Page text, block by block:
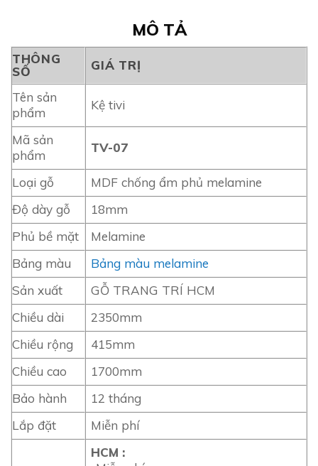
MÔ TẢ
THÔNG
SỐ
GIÁ TRỊ
Tên sản
phẩm
Kệ tivi
Mã sản
phẩm
TV-07
Loại gỗ
MDF chống ẩm phủ melamine
Độ dày gỗ
18mm
Phủ bề mặt
Melamine
Bảng màu
Bảng màu melamine
Sản xuất
GỖ TRANG TRÍ HCM
Chiều dài
2350mm
Chiều rộng
415mm
Chiều cao
1700mm
Bảo hành
12 tháng
Lắp đặt
Miễn phí
HCM :